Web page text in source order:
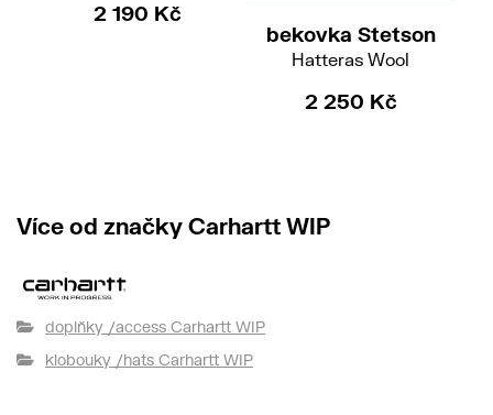
2 190 Kč
bekovka Stetson
Hatteras Wool
2 250 Kč
Více od značky Carhartt WIP
doplňky /access Carhartt WIP
klobouky /hats Carhartt WIP